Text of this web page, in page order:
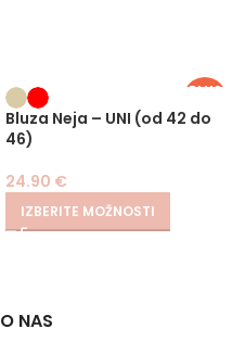
PLUS
Bluza Neja – UNI (od 42 do
46)
24.90 €
IZBERITE MOŽNOSTI
O NAS